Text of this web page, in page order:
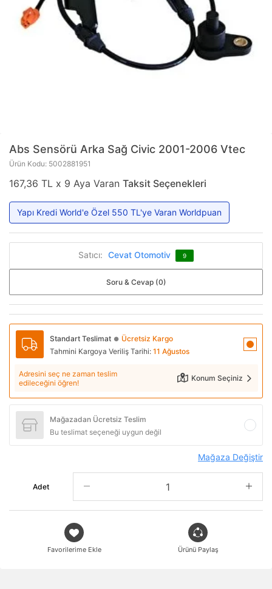
Abs Sensörü Arka Sağ Civic 2001-2006 Vtec
Ürün Kodu: 5002881951
167,36 TL x 9 Aya Varan Taksit Seçenekleri
Yapı Kredi World'e Özel 550 TL'ye Varan Worldpuan
Satıcı: Cevat Otomotiv 9
Soru & Cevap (0)
Standart Teslimat ● Ücretsiz Kargo
Tahmini Kargoya Veriliş Tarihi: 11 Ağustos
Adresini seç ne zaman teslim
edileceğini öğren!
Konum Seçiniz
Mağazadan Ücretsiz Teslim
Bu teslimat seçeneği uygun değil
Mağaza Değiştir
Adet
Favorilerime Ekle Ürünü Paylaş